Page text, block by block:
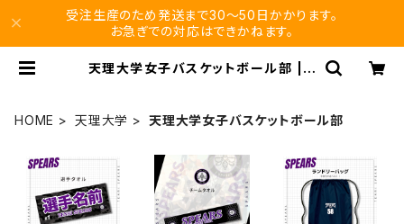
受注生産のため発送まで30〜50日かかります。
お急ぎでの対応はできかねます。
天理大学女子バスケットボール部 | v
HOME 天理大学 天理大学女子バスケットボール部